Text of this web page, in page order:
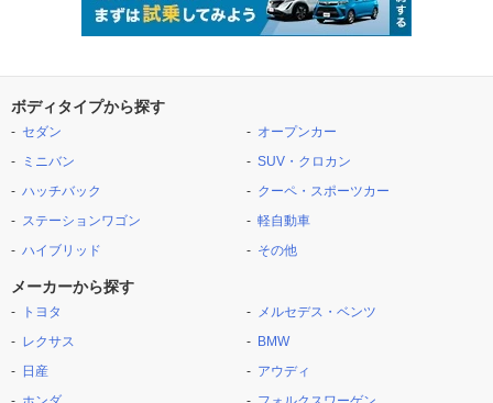
ボディタイプから探す
セダン
ミニバン
ハッチバック
ステーションワゴン
ハイブリッド
オープンカー
SUV・クロカン
クーペ・スポーツカー
軽自動車
その他
メーカーから探す
トヨタ
レクサス
日産
メルセデス・ベンツ
BMW
アウディ